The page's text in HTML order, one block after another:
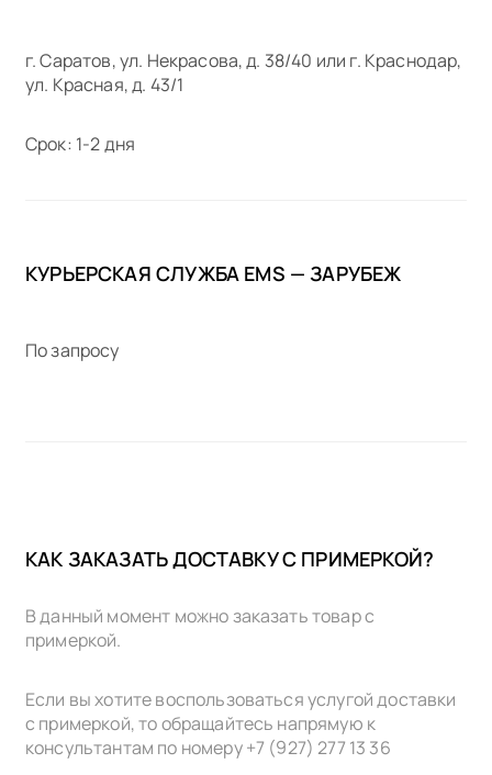
г. Саратов, ул. Некрасова, д. 38/40 или г. Краснодар,
ул. Красная, д. 43/1
Срок: 1-2 дня
КУРЬЕРСКАЯ СЛУЖБА EMS — ЗАРУБЕЖ
По запросу
КАК ЗАКАЗАТЬ ДОСТАВКУ С ПРИМЕРКОЙ?
В данный момент можно заказать товар с
примеркой.
Если вы хотите воспользоваться услугой доставки
с примеркой, то обращайтесь напрямую к
консультантам по номеру +7 (927) 277 13 36